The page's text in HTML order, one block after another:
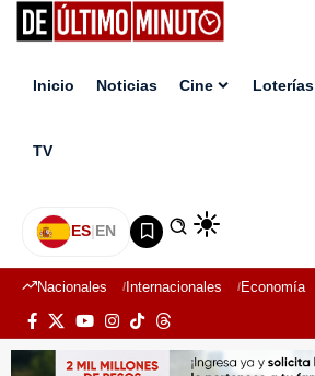
Inicio Noticias Cine Loterías
TV
ES|EN
Nacionales Internacionales Economía